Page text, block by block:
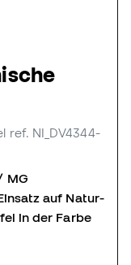
ref. NI_DV4344-
MG
auf Natur-
in der Farbe